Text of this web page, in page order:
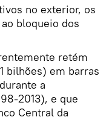
no exterior, os
bloqueio dos
retém
bilhões) em barras
a
2013), e que
Central da